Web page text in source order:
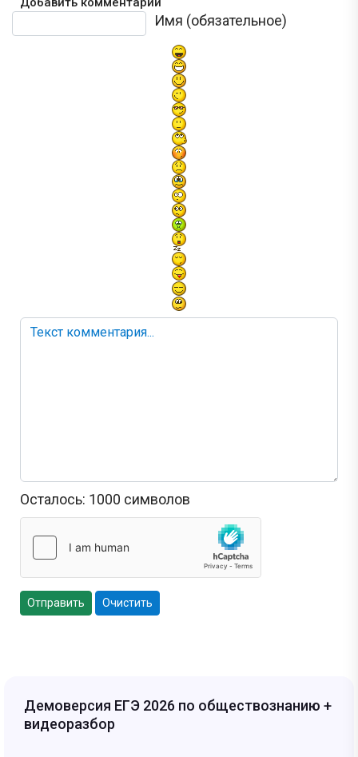
Имя (обязательное)
Текст комментария
Осталось: 1000 символов
Отправить Очистить
Демоверсия ЕГЭ 2026 по обществознанию +
видеоразбор